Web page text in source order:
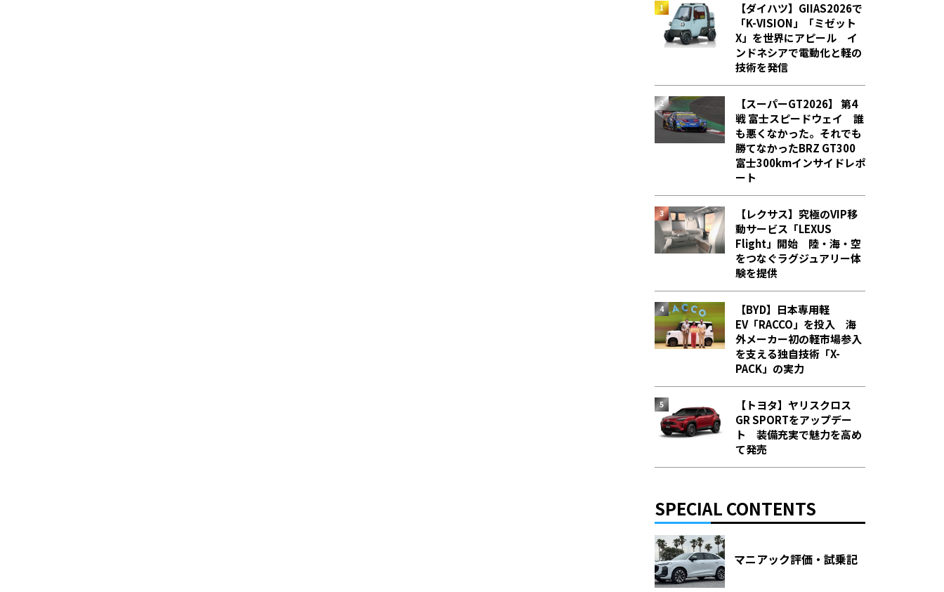
【ダイハツ】GIIAS2026で
「K-VISION」「ミゼット
X」を世界にアピール イ
ンドネシアで電動化と軽の
技術を発信
【スーパーGT2026】 第4
戦 富士スピードウェイ 誰
も悪くなかった。それでも
勝てなかった――BRZ GT300
富士300kmインサイドレポ
ート
【レクサス】究極のVIP移
動サービス「LEXUS
Flight」開始 陸・海・空
をつなぐラグジュアリー体
験を提供
【BYD】日本専用軽
EV「RACCO」を投入 海
外メーカー初の軽市場参入
を支える独自技術「X-
PACK」の実力
【トヨタ】ヤリスクロス
GR SPORTをアップデー
ト 装備充実で魅力を高め
て発売
SPECIAL CONTENTS
マニアック評価・試乗記